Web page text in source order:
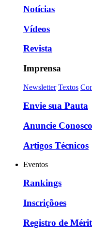
Notícias
Vídeos
Revista
Imprensa
Newsletter Textos
Envie sua Pauta
Anuncie Conosco
Artigos Técnicos
Eventos
Rankings
Inscriçõoes
Registro de